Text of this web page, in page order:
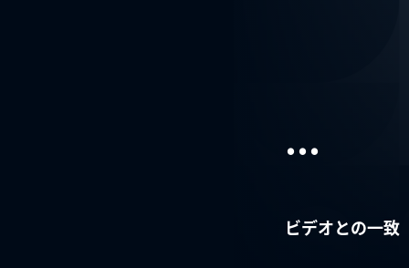
...
ビデオとの一致